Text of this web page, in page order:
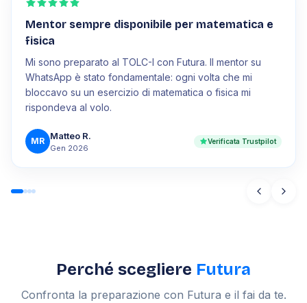
Mentor sempre disponibile per matematica e
fisica
Mi sono preparato al TOLC-I con Futura. Il mentor su
WhatsApp è stato fondamentale: ogni volta che mi
bloccavo su un esercizio di matematica o fisica mi
rispondeva al volo.
MR Matteo R.
Gen 2026
Verificata Trustpilot
Perché scegliere Futura
Confronta la preparazione con Futura e il fai da te.